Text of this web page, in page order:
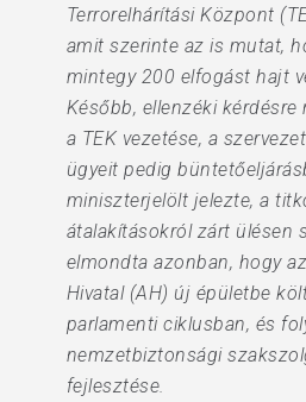
Terrorelhárítási Központ
amit szerinte az is mutat,
mintegy 200 elfogást hajt
Később, ellenzéki
a TEK vezetése, a
ügyeit pedig
miniszterjelölt jelezte, a
átalakításokról zárt ülésen
elmondta azonban, hogy
Hivatal (AH) új épületbe
parlamenti ciklusban, és
nemzetbiztonsági
fejlesztése.